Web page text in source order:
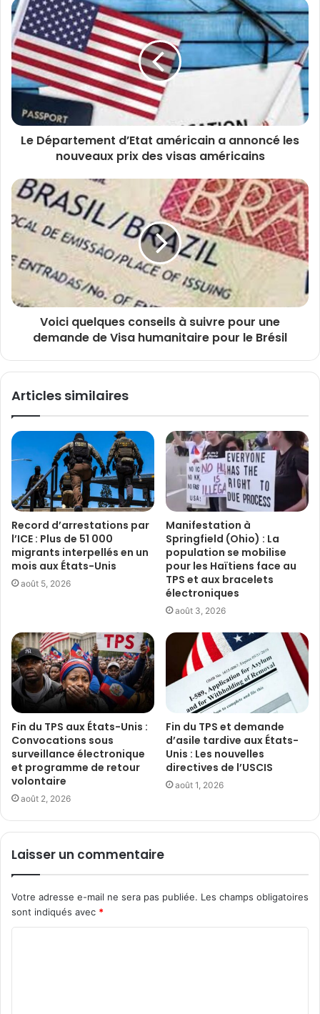
Le Département d’Etat américain a annoncé les
nouveaux prix des visas américains
Voici quelques conseils à suivre pour une
demande de Visa humanitaire pour le Brésil
Articles similaires
Record d’arrestations par
l’ICE : Plus de 51 000
migrants interpellés en un
mois aux États-Unis
août 5, 2026
Manifestation à
Springfield (Ohio) : La
population se mobilise
pour les Haïtiens face au
TPS et aux bracelets
électroniques
août 3, 2026
Fin du TPS aux États-Unis :
Convocations sous
surveillance électronique
et programme de retour
volontaire
août 2, 2026
Fin du TPS et demande
d’asile tardive aux États-
Unis : Les nouvelles
directives de l’USCIS
août 1, 2026
Laisser un commentaire
Votre adresse e-mail ne sera pas publiée. Les champs obligatoires
sont indiqués avec *